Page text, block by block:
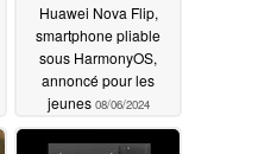
Huawei Nova Flip,
smartphone pliable
sous HarmonyOS,
annoncé pour les
jeunes 08/06/2024